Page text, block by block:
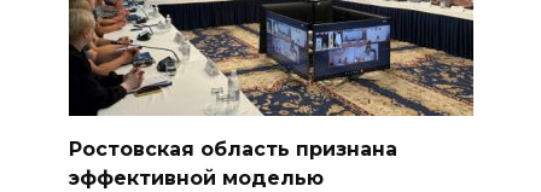
Ростовская область признана
эффективной моделью